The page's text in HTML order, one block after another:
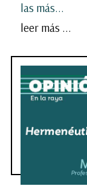
las más...
leer más ...